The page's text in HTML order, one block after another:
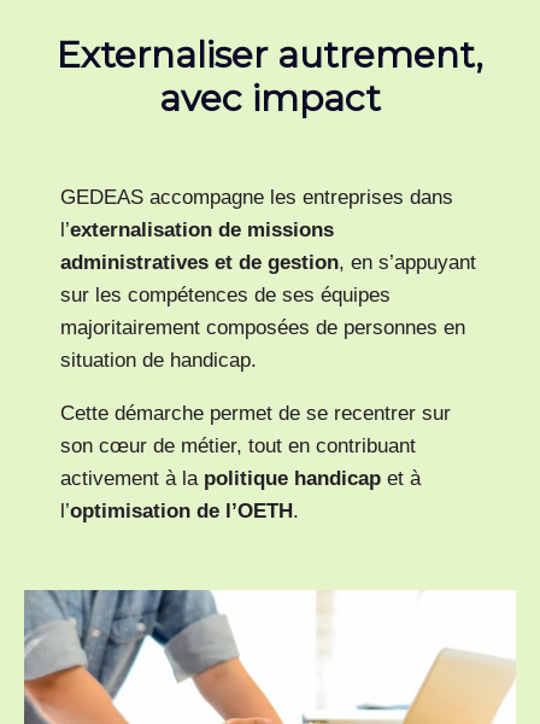
Externaliser autrement,
avec impact
GEDEAS accompagne les entreprises dans
l’externalisation de missions
administratives et de gestion, en s’appuyant
sur les compétences de ses équipes
majoritairement composées de personnes en
situation de handicap.
Cette démarche permet de se recentrer sur
son cœur de métier, tout en contribuant
activement à la politique handicap et à
l’optimisation de l’OETH.